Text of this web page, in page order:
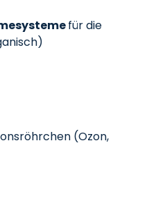
für die
(Ozon,